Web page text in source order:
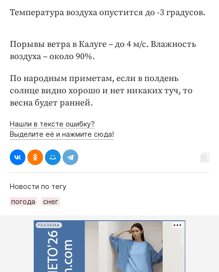
Клиника года
Работодатель года
Температура воздуха опустится до -3 градусов.
Порывы ветра в Калуге – до 4 м/с. Влажность
воздуха – около 90%.
По народным приметам, если в полдень
солнце видно хорошо и нет никаких туч, то
весна будет ранней.
Нашли в тексте ошибку?
Выделите её и нажмите сюда!
Новости по тегу
погода
снег
РЕКЛАМА